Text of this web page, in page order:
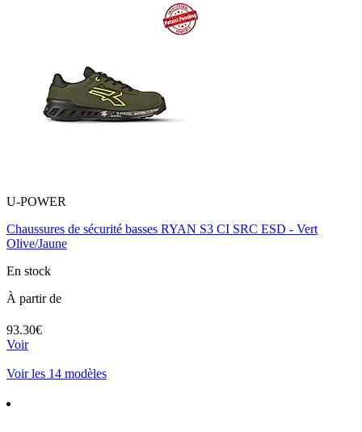
U-POWER
Chaussures de sécurité basses RYAN S3 CI SRC ESD - Vert
Olive/Jaune
En stock
À partir de
93.30€
Voir
Voir les 14 modèles